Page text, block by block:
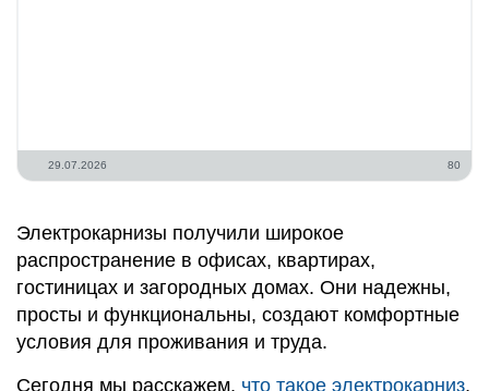
29.07.2026 80
Электрокарнизы получили широкое
распространение в офисах, квартирах,
гостиницах и загородных домах. Они надежны,
просты и функциональны, создают комфортные
условия для проживания и труда.
Сегодня мы расскажем, что такое электрокарниз,